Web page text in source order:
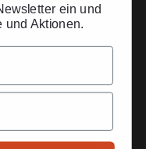
ein und
und Aktionen.